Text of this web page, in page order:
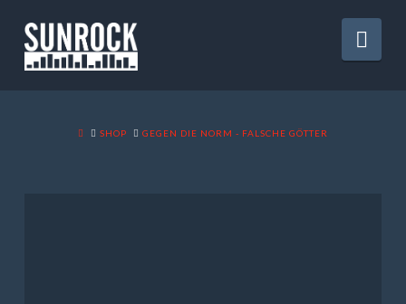
HOME
SHOP GEGEN DIE NORM - FALSCHE GÖTTER